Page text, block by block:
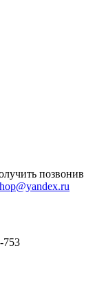
позвонив
753